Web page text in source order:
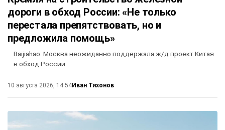
дороги в обход России: «Не только
перестала препятствовать, но и
предложила помощь»
Baijiahao: Москва неожиданно поддержала ж/д проект Китая
в обход России
10 августа 2026, 14:54Иван Тихонов